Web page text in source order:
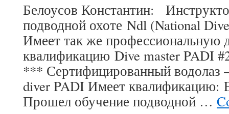
Белоусов Константин:
подводной охоте Ndl (National
Имеет так же профессиональную
квалификацию Dive master PADI
*** Сертифицированный водолаз
diver PADI Имеет квалификацию:
Прошел обучение подводной …